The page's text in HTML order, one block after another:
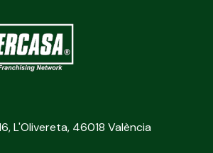
L'Olivereta, 46018 València